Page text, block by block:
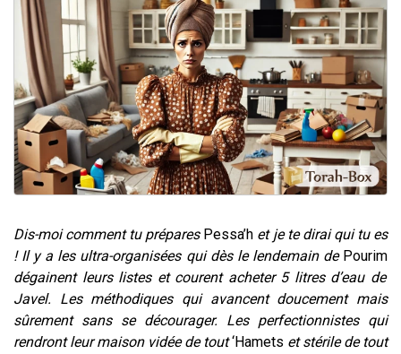
Nouvelle émission radio : Visions de grandeur n°104 : Le Chabbath et le Birkat Hamazone à travers le temps
61 personnes viennent de demander une bénédiction
Ariel vient de donner son Maasser
Il reste 49 places pour étudier en groupe sur Zoom
Eva vient de donner son Maasser
Dis-moi comment tu prépares Pessa’h et je te dirai qui tu es
! Il y a les ultra-organisées qui dès le lendemain de Pourim
dégainent leurs listes et courent acheter 5 litres d’eau de
Javel. Les méthodiques qui avancent doucement mais
sûrement sans se décourager. Les perfectionnistes qui
rendront leur maison vidée de tout‘Hamets et stérile de tout